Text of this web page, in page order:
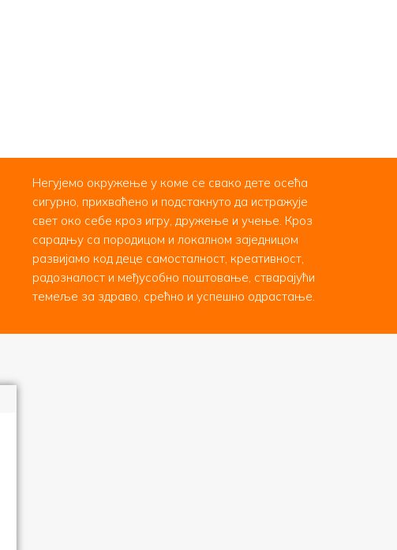
Негујемо окружење у коме се свако дете осећа
сигурно, прихваћено и подстакнуто да истражује
свет око себе кроз игру, дружење и учење. Кроз
сарадњу са породицом и локалном заједницом
развијамо код деце самосталност, креативност,
радозналост и међусобно поштовање, стварајући
темеље за здраво, срећно и успешно одрастање.